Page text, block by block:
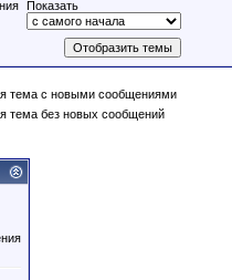
Показать
тема с новыми сообщениями
тема без новых сообщений